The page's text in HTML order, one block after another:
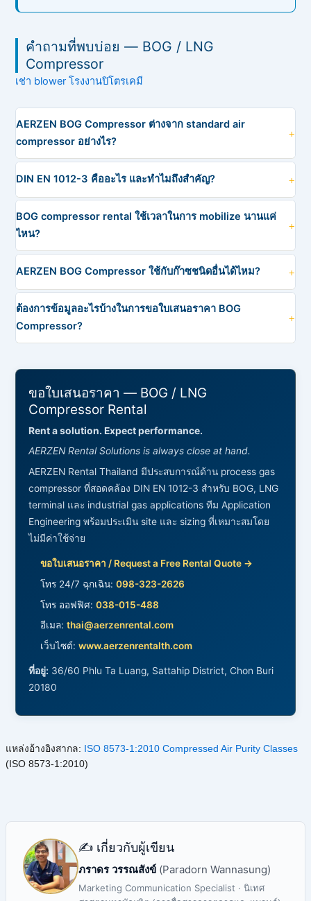
คำถามที่พบบ่อย — BOG / LNG
Compressor
เช่า blower โรงงานปิโตรเคมี
AERZEN BOG Compressor ต่างจาก standard air
compressor อย่างไร?
DIN EN 1012-3 คืออะไร และทำไมถึงสำคัญ?
BOG compressor rental ใช้เวลาในการ mobilize นานแค่
ไหน?
AERZEN BOG Compressor ใช้กับก๊าซชนิดอื่นได้ไหม?
ต้องการข้อมูลอะไรบ้างในการขอใบเสนอราคา BOG
Compressor?
ขอใบเสนอราคา — BOG / LNG
Compressor Rental
Rent a solution. Expect performance.
AERZEN Rental Solutions is always close at hand.
AERZEN Rental Thailand มีประสบการณ์ด้าน process gas
compressor ที่สอดคล้อง DIN EN 1012-3 สำหรับ BOG, LNG
terminal และ industrial gas applications ทีม Application
Engineering พร้อมประเมิน site และ sizing ที่เหมาะสมโดย
ไม่มีค่าใช้จ่าย
ขอใบเสนอราคา / Request a Free Rental Quote →
โทร 24/7 ฉุกเฉิน:098-323-2626
โทร ออฟฟิศ:038-015-488
อีเมล:thai@aerzenrental.com
เว็บไซต์:www.aerzenrentalth.com
ที่อยู่:36/60 Phlu Ta Luang, Sattahip District, Chon Buri
20180
แหล่งอ้างอิงสากล: ISO 8573-1:2010 Compressed Air Purity Classes
(ISO 8573-1:2010)
✍️ เกี่ยวกับผู้เขียน
ภราดร วรรณสังข์ (Paradorn Wannasung)
Marketing Communication Specialist · นิเทศ